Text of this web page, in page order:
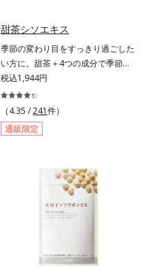
ることにより特有臭を軽減。粒も小
さくなっています。年齢を重ねても
ハツラツと歩きたい方、よくスポー
ツをする方にもおすすめです。ふし
ぶしが気になったら、軟骨成分に注
目し、毎日に摂り入れて快適に過ご
してみませんか。
甜茶シソエキス
季節の変わり目をすっきり過ごした
い方に。甜茶＋4つの成分で季節に
負けない健康づくりを。GODポリ
フェノールを含むバラ科の甜茶に加
え、3種の植物成分（シソ種子エキ
ス、シジュウムグァバエキス、黄杞
葉エキス）とビタミンEを配合しま
作用。眠くなることもないので、仕
事はもちろん車を運転するときにも
大丈夫。いつでも気軽に摂れます。
気になる不快感に直接アプローチし
開けるのがコワイ」「ティッシュと
税込1,944円
（4.35 /241件）
通販限定